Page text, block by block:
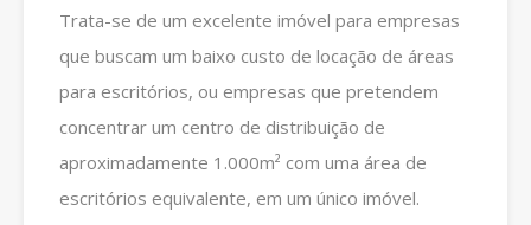
Trata-se de um excelente imóvel para empresas
que buscam um baixo custo de locação de áreas
para escritórios, ou empresas que pretendem
concentrar um centro de distribuição de
aproximadamente 1.000m² com uma área de
escritórios equivalente, em um único imóvel.